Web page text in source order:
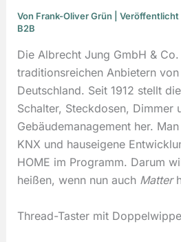
Von Frank-Oliver Grün
| Veröffentlicht
B2B
Die Albrecht Jung GmbH &
traditionsreichen Anbietern
Deutschland. Seit 1912 stellt
Schalter, Steckdosen, Dimmer
Gebäudemanagement her.
KNX und hauseigene
HOME im Programm. Darum
heißen, wenn nun auch Matter
Thread-Taster mit